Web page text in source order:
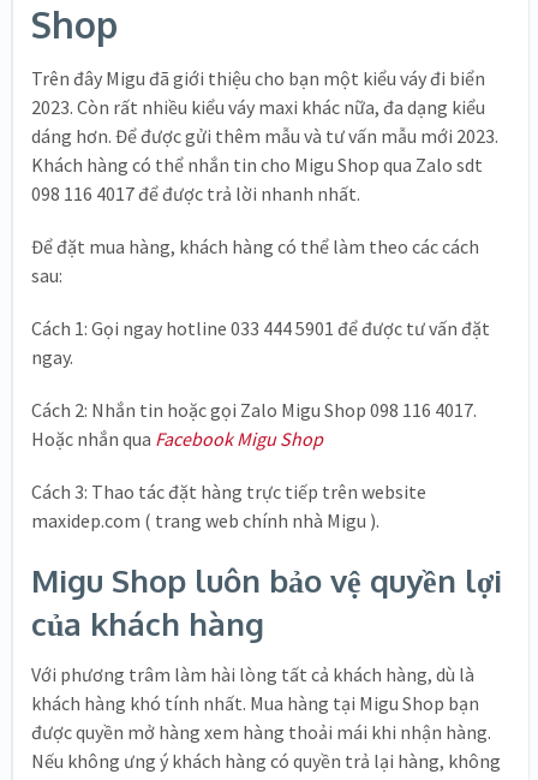
Shop
Trên đây Migu đã giới thiệu cho bạn một kiểu váy đi biển
2023. Còn rất nhiều kiểu váy maxi khác nữa, đa dạng kiểu
dáng hơn. Để được gửi thêm mẫu và tư vấn mẫu mới 2023.
Khách hàng có thể nhắn tin cho Migu Shop qua Zalo sdt
098 116 4017 để được trả lời nhanh nhất.
Để đặt mua hàng, khách hàng có thể làm theo các cách
sau:
Cách 1: Gọi ngay hotline 033 444 5901 để được tư vấn đặt
ngay.
Cách 2: Nhắn tin hoặc gọi Zalo Migu Shop 098 116 4017.
Hoặc nhắn qua Facebook Migu Shop
Cách 3: Thao tác đặt hàng trực tiếp trên website
maxidep.com ( trang web chính nhà Migu ).
Migu Shop luôn bảo vệ quyền lợi
của khách hàng
Với phương trâm làm hài lòng tất cả khách hàng, dù là
khách hàng khó tính nhất. Mua hàng tại Migu Shop bạn
được quyền mở hàng xem hàng thoải mái khi nhận hàng.
Nếu không ưng ý khách hàng có quyền trả lại hàng, không